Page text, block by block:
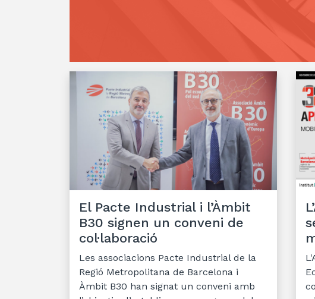
El Pacte Industrial i l’Àmbit
B30 signen un conveni de
col·laboració
Les associacions Pacte Industrial de la
Regió Metropolitana de Barcelona i
Àmbit B30 han signat un conveni amb